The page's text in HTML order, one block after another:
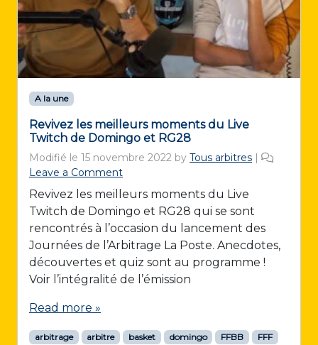
A la une
Revivez les meilleurs moments du Live
Twitch de Domingo et RG28
Modifié le 15 novembre 2022 by Tous arbitres |
Leave a Comment
Revivez les meilleurs moments du Live
Twitch de Domingo et RG28 qui se sont
rencontrés à l’occasion du lancement des
Journées de l’Arbitrage La Poste. Anecdotes,
découvertes et quiz sont au programme !
Voir l’intégralité de l’émission
Read more »
arbitrage arbitre basket domingo FFBB
FFF